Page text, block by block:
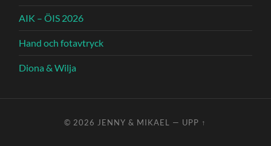
AIK – ÖIS 2026
Hand och fotavtryck
Diona & Wilja
© 2026JENNY & MIKAEL — UPP ↑